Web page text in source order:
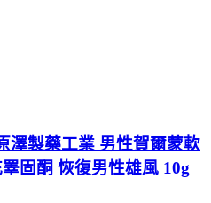
澤製藥工業 男性賀爾蒙軟
固酮 恢復男性雄風 10g